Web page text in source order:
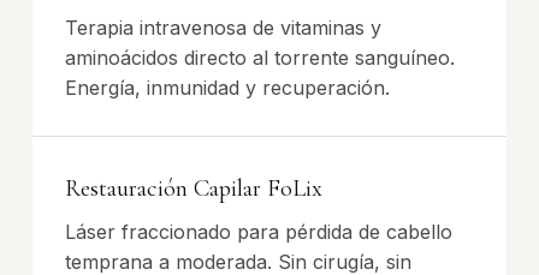
Terapia intravenosa de vitaminas y
aminoácidos directo al torrente sanguíneo.
Energía, inmunidad y recuperación.
Restauración Capilar FoLix
Láser fraccionado para pérdida de cabello
temprana a moderada. Sin cirugía, sin